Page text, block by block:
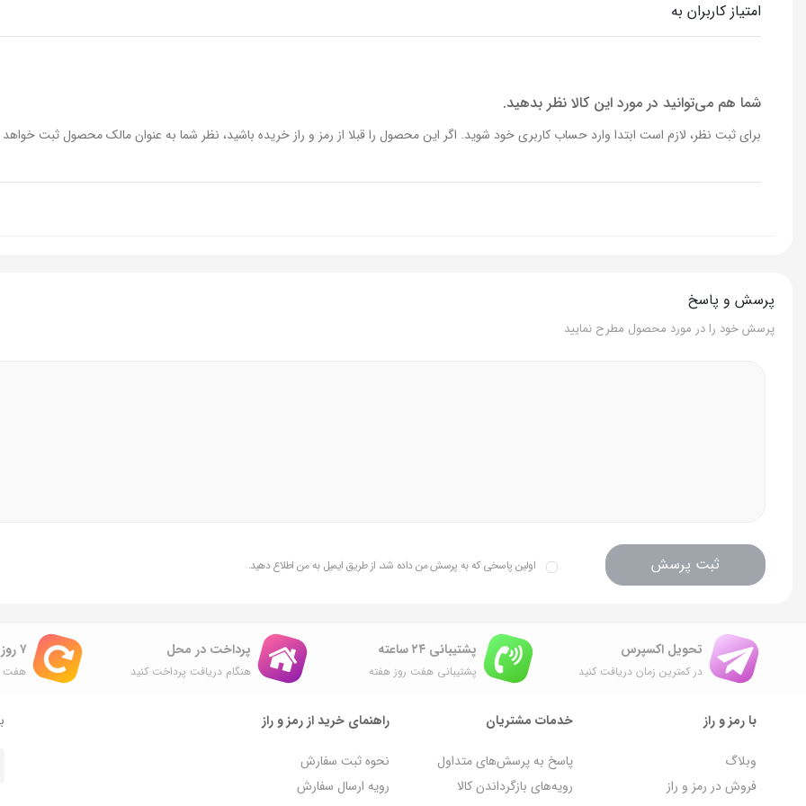
امتیاز کاربران به
شما هم می‌توانید در مورد این کالا نظر بدهید.
برای ثبت نظر، لازم است ابتدا وارد حساب کاربری خود شوید. اگر این محصول را قبلا از رمز و راز خریده باشید، نظر شما به عنوان مالک محصول ثبت
پرسش و پاسخ
پرسش خود را در مورد محصول مطرح نمایید
ثبت پرسش اولین پاسخی که به پرسش من داده شد، از طریق ایمیل به من اطلاع دهید.
تحویل اکسپرس
در کمترین زمان دریافت کنید
پشتیبانی ۲۴ ساعته
پشتیبانی هفت روز هفته
پرداخت در محل
هنگام دریافت پرداخت کنید
۷ روز ضمانت بازگشت
هفت
با رمز و راز
وبلاگ
فروش در رمز و راز
خدمات مشتریان
پاسخ به پرسش‌های متداول
رویه‌های بازگرداندن کالا
راهنمای خرید از رمز و راز
نحوه ثبت سفارش
رویه ارسال سفارش